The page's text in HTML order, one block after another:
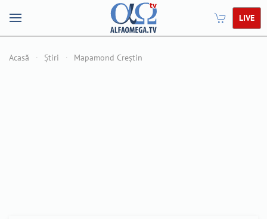
LIVE
Acasă Știri Mapamond Creștin